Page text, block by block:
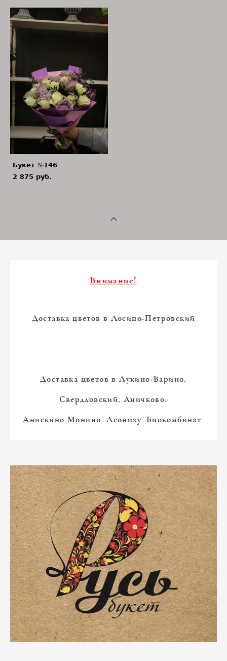
Букет №146
2 875 pуб.
Внимание!
Доставка цветов в Лосино-Петровский
Доставка цветов в Лукино-Варино,
Свердловский, Аничково,
Анискино,Монино, Леониху, Биокомбинат